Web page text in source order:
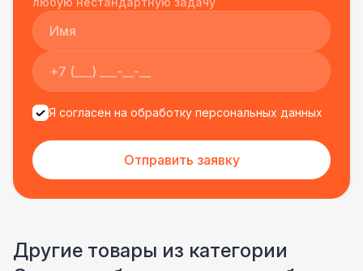
Я согласен на обработку персональных данных
Отправить заявку
Другие товары из категории